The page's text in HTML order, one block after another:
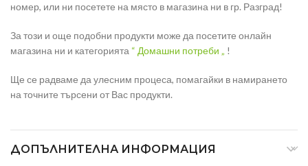
номер, или ни посетете на място в магазина ни в гр. Разград!
За този и още подобни продукти може да посетите онлайн
магазина ни и категорията “ Домашни потреби „ !
Ще се радваме да улесним процеса, помагайки в намирането
на точните търсени от Вас продукти.
ДОПЪЛНИТЕЛНА ИНФОРМАЦИЯ